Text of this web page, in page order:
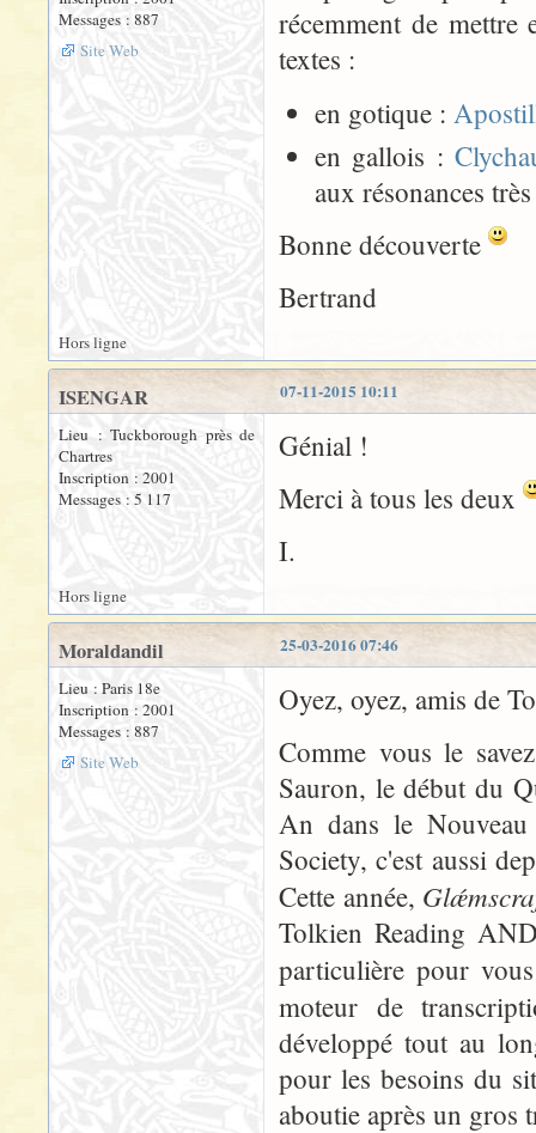
Messages : 887
Site Web
récemment de
textes :
en gotique :
en gallois :
aux résonances
Bonne découverte
Bertrand
Hors ligne
07-11-2015 10:11
ISENGAR
Lieu : Tuckborough près de
Chartres
Inscription : 2001
Messages : 5 117
Génial !
Merci à tous les deux
I.
Hors ligne
25-03-2016 07:46
Moraldandil
Lieu : Paris 18e
Inscription : 2001
Messages : 887
Site Web
Oyez, oyez, amis de
Comme vous le
Sauron, le début du
An dans le
Society, c'est aussi
Cette année,
Tolkien Reading
particulière pour
moteur de
développé tout au
pour les besoins du
aboutie après un gros